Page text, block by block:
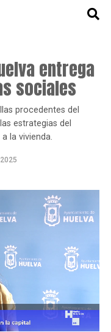
entrega
sociales
procedentes del
estrategias del
la vivienda.